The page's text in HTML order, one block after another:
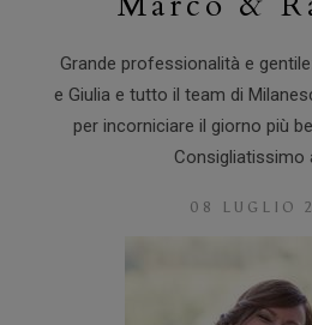
Grande professionalità e
e Giulia e tutto il team di
per incorniciare il giorno più
Consigliatissimo
08 LUGLIO